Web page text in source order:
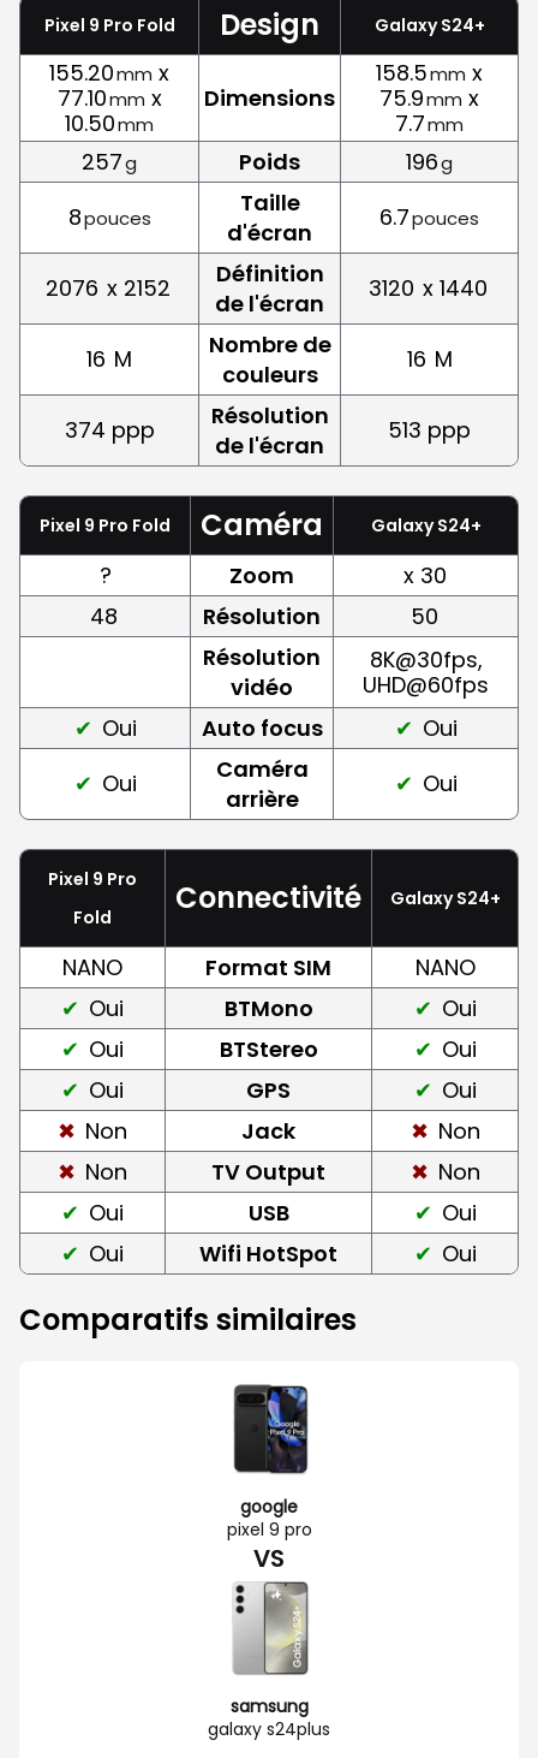
Pixel 9 Pro Fold Design Galaxy S24+
155.20mm x
77.10mm x
10.50mm
Dimensions
158.5mm x
75.9mm x
7.7mm
257g Poids 196g
8pouces
Taille
d'écran
6.7pouces
2076 x 2152
Définition
de l'écran
3120 x 1440
16 M
Nombre de
couleurs
16 M
374 ppp
Résolution
de l'écran
513 ppp
Pixel 9 Pro Fold Caméra Galaxy S24+
? Zoom
x 30
48
Résolution
50
Résolution
vidéo
8K@30fps,
UHD@60fps
Oui
Auto focus
Oui
Oui
Caméra
arrière
Oui
Pixel 9 Pro
Fold
Connectivité Galaxy S24+
NANO Format SIM
NANO
Oui
BTMono
Oui
Oui
BTStereo
Oui
Oui
GPS
Oui
Non
Jack
Non
Non
TV Output
Non
Oui
USB
Oui
Oui
Wifi HotSpot Oui
Comparatifs similaires
google
pixel 9 pro
VS
samsung
galaxy s24plus